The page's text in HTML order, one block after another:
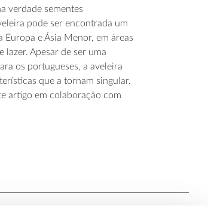
verdade sementes
pode ser encontrada um
Europa e Ásia Menor, em áreas
lazer. Apesar de ser uma
os portugueses, a aveleira
que a tornam singular.
artigo em colaboração com